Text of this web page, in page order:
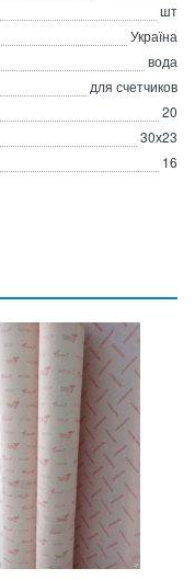
шт
Україна
вода
для счетчиков
20
30х23
16